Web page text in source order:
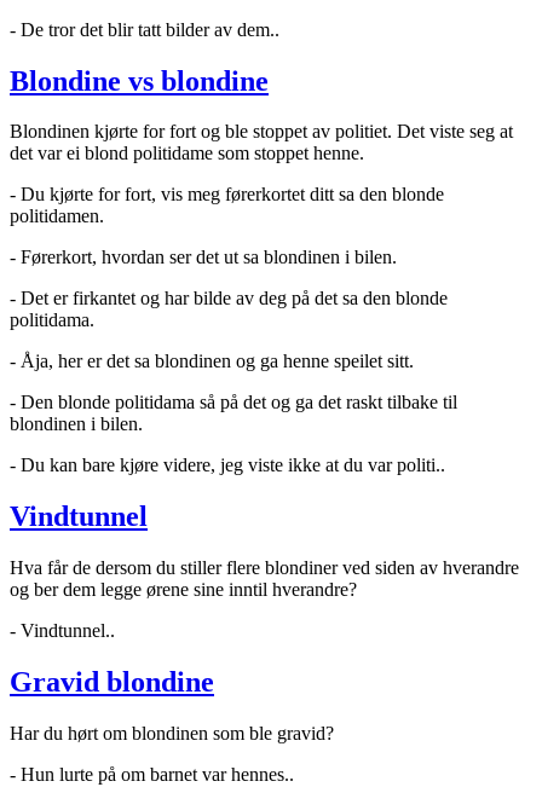
- De tror det blir tatt bilder av dem..
Blondine vs blondine
Blondinen kjørte for fort og ble stoppet av politiet. Det viste seg at
det var ei blond politidame som stoppet henne.
- Du kjørte for fort, vis meg førerkortet ditt sa den blonde
politidamen.
- Førerkort, hvordan ser det ut sa blondinen i bilen.
- Det er firkantet og har bilde av deg på det sa den blonde
politidama.
- Åja, her er det sa blondinen og ga henne speilet sitt.
- Den blonde politidama så på det og ga det raskt tilbake til
blondinen i bilen.
- Du kan bare kjøre videre, jeg viste ikke at du var politi..
Vindtunnel
Hva får de dersom du stiller flere blondiner ved siden av hverandre
og ber dem legge ørene sine inntil hverandre?
- Vindtunnel..
Gravid blondine
Har du hørt om blondinen som ble gravid?
- Hun lurte på om barnet var hennes..